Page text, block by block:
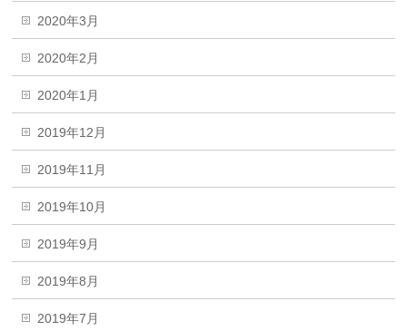
2020年3月
2020年2月
2020年1月
2019年12月
2019年11月
2019年10月
2019年9月
2019年8月
2019年7月